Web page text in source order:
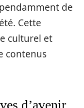
de
Cette
culturel et
contenus
d’avenir